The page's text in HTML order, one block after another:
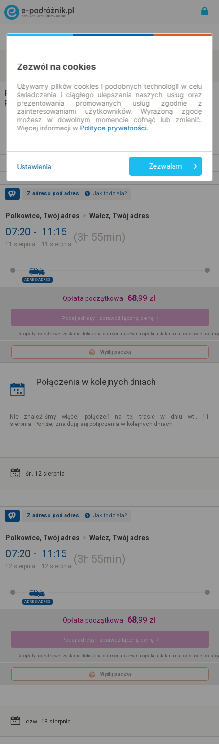
11.08.2026 | -- : --
Polkowice → Wałcz
Rozkład jazdy i bilety
Z adresu pod adres Jak to działa?
Polkowice, Twój adres Wałcz, Twój adres
07:20
11 sierpnia
11:15
11 sierpnia
3h 55min
ADRES-ADRES
Opłata początkowa 68,99 zł
Podaj adresy i sprawdź łączną cenę
Do opłaty początkowej zostanie doliczona spersonalizowana opłata ustalana na podstawie
Wyślij paczkę
Połączenia w kolejnych dniach
Nie znaleźliśmy więcej połączeń na tej trasie w dniu wt.. 11
sierpnia. Poniżej znajdują się połączenia w kolejnych dniach
śr.. 12 sierpnia
Z adresu pod adres Jak to działa?
Polkowice, Twój adres Wałcz, Twój adres
07:20
12 sierpnia
11:15
12 sierpnia
3h 55min
ADRES-ADRES
Opłata początkowa 68,99 zł
Podaj adresy i sprawdź łączną cenę
Do opłaty początkowej zostanie doliczona spersonalizowana opłata ustalana na podstawie
Wyślij paczkę
czw.. 13 sierpnia
Zezwól na cookies
Używamy plików cookies i podobnych technologii w celu
świadczenia i ciągłego ulepszania naszych usług oraz
prezentowania promowanych usług zgodnie z
zainteresowaniami użytkowników. Wyrażoną zgodę
możesz w dowolnym momencie cofnąć lub zmienić.
Więcej informacji w Polityce prywatności.
Ustawienia Zezwalam